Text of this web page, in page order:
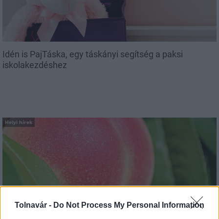
Tolnavár - Do Not Process My Personal Information
Idén is PajTáska, egy táskányi segítség a paksi
iskolakezdéshez
Helyi hírek
Beindult az őszibarackszezon, szeptemberig